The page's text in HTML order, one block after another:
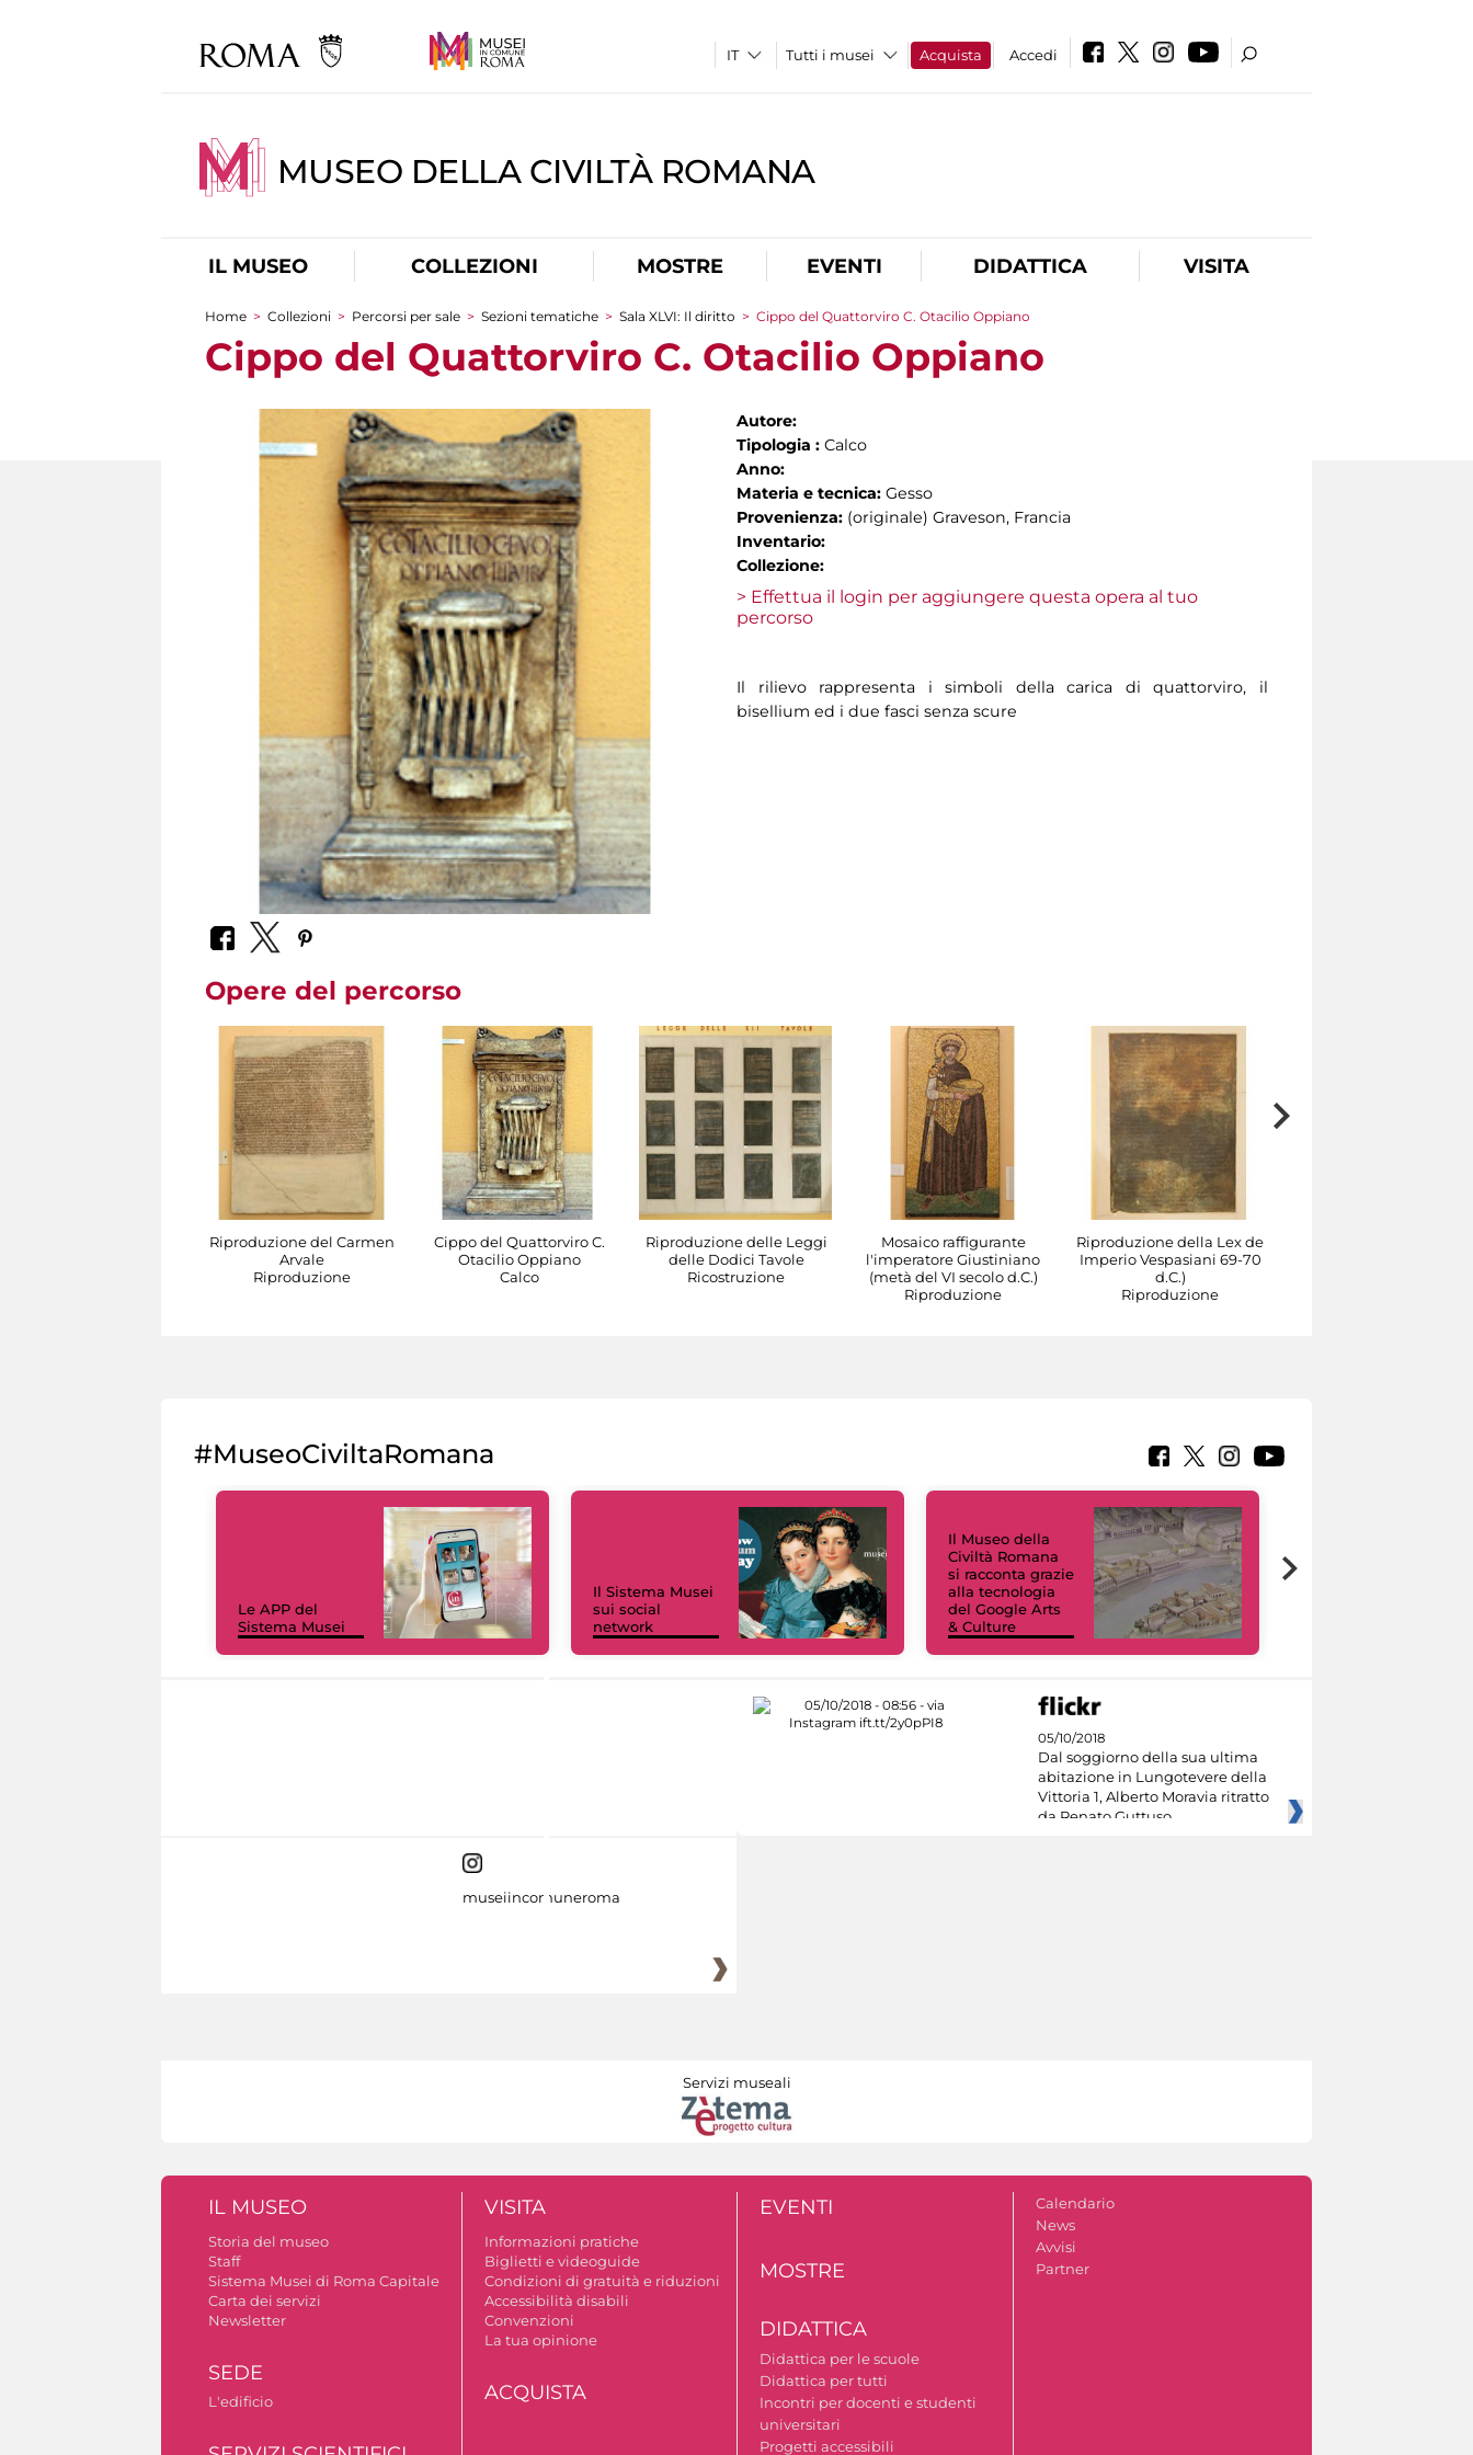
Tutti i musei Acquista Accedi
MUSEO DELLA CIVILTÀ ROMANA
IL MUSEO COLLEZIONI MOSTRE EVENTI DIDATTICA VISITA
Tu sei qui
Home > Collezioni > Percorsi per sale > Sezioni tematiche > Sala XLVI: Il diritto > Cippo del Quattorviro C. Otacilio Oppiano
Cippo del Quattorviro C. Otacilio Oppiano
Autore:
Tipologia : Calco
Anno:
Materia e tecnica: Gesso
Provenienza: (originale) Graveson, Francia
Inventario:
Collezione:
> Effettua il login per aggiungere questa opera al tuo
percorso
Il rilievo rappresenta i simboli della carica di quattorviro, il
bisellium ed i due fasci senza scure
Opere del percorso
Riproduzione del Carmen
Arvale
Riproduzione
Cippo del Quattorviro C.
Otacilio Oppiano
Calco
Riproduzione delle Leggi
delle Dodici Tavole
Ricostruzione
Mosaico raffigurante
l'imperatore Giustiniano
(metà del VI secolo d.C.)
Riproduzione
Riproduzione della Lex de
Imperio Vespasiani 69-70
d.C.)
Riproduzione
#MuseoCiviltaRomana
Le APP del
Sistema Musei
Il Sistema Musei
sui social
network
Il Museo della
Civiltà Romana
si racconta grazie
alla tecnologia
del Google Arts
& Culture
05/10/2018
Dal soggiorno della sua ultima
abitazione in Lungotevere della
Vittoria 1, Alberto Moravia ritratto
da Renato Guttuso
museiincomuneroma
Servizi museali
IL MUSEO
Storia del museo
Staff
Sistema Musei di Roma Capitale
Carta dei servizi
Newsletter
SEDE
L'edificio
VISITA
Informazioni pratiche
Biglietti e videoguide
Condizioni di gratuità e riduzioni
Accessibilità disabili
Convenzioni
La tua opinione
ACQUISTA
EVENTI
MOSTRE
DIDATTICA
Didattica per le scuole
Didattica per tutti
Incontri per docenti e studenti
universitari
Progetti accessibili
Calendario
News
Avvisi
Partner